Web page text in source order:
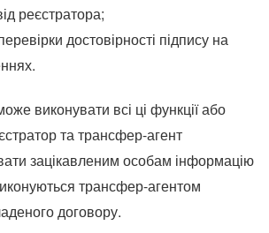
реєстратора;
достовірності підпису на
виконувати всі ці функції або
та трансфер-агент
зацікавленим особам інформацію
трансфер-агентом
договору.